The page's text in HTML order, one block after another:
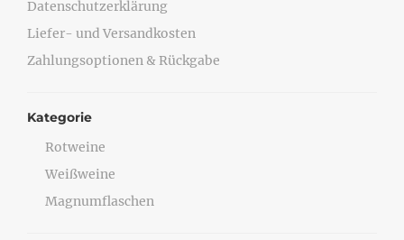
Datenschutzerklärung
Liefer- und Versandkosten
Zahlungsoptionen & Rückgabe
Kategorie
Rotweine
Weißweine
Magnumflaschen